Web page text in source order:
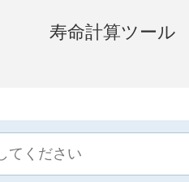
寿命計算ツール